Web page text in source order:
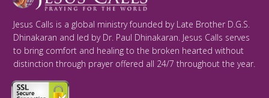
Jesus Calls is a global ministry founded by Late Brother D.G.S.
Dhinakaran and led by Dr. Paul Dhinakaran. Jesus Calls serves
to bring comfort and healing to the broken hearted without
distinction through prayer offered all 24/7 throughout the year.